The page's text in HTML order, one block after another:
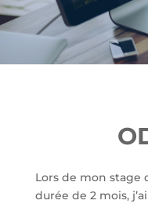
Lors de mon stage
durée de 2 mois,